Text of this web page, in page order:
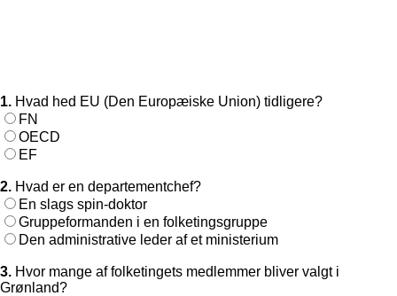
1. Hvad hed EU (Den Europæiske Union) tidligere?
FN
OECD
EF
2. Hvad er en departementchef?
En slags spin-doktor
Gruppeformanden i en folketingsgruppe
Den administrative leder af et ministerium
3. Hvor mange af folketingets medlemmer bliver valgt i
Grønland?